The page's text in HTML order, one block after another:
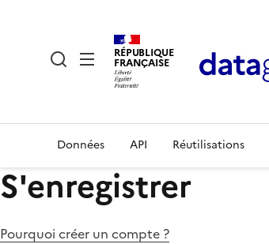
RÉPUBLIQUE
FRANÇAISE
Données API Réutilisations
S'enregistrer
Pourquoi créer un compte ?